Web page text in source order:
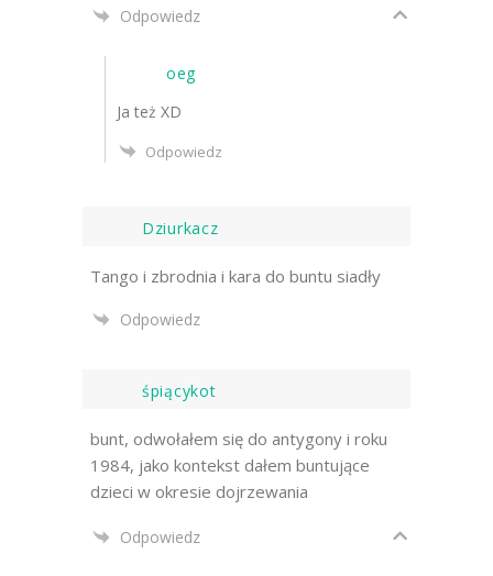
Odpowiedz
oeg
Ja też XD
Odpowiedz
Dziurkacz
Tango i zbrodnia i kara do buntu siadły
Odpowiedz
śpiącykot
bunt, odwołałem się do antygony i roku
1984, jako kontekst dałem buntujące
dzieci w okresie dojrzewania
Odpowiedz